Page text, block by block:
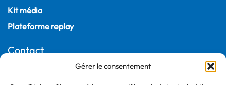
Gérer le consentement
Kit média
Plateforme replay
Contact